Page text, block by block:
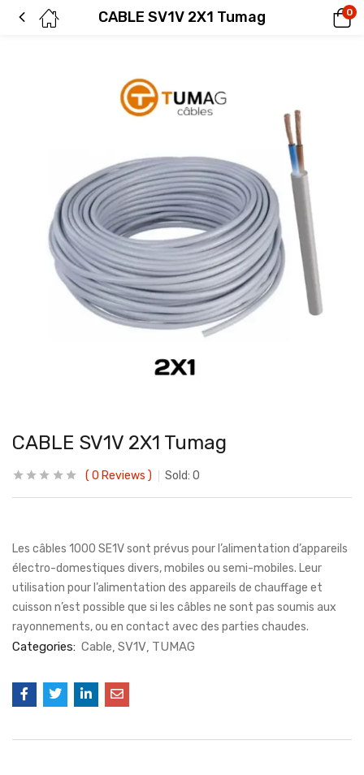
CABLE SV1V 2X1 Tumag 0
CABLE SV1V 2X1 Tumag
0 Reviews Sold: 0
Les câbles 1000 SE1V sont prévus pour l’alimentation d’appareils
électro-domestiques divers, mobiles ou semi-mobiles. Leur
utilisation pour l’alimentation des appareils de chauffage et
cuisson n’est possible que si les câbles ne sont pas soumis aux
rayonnements, ou en contact avec des parties chaudes.
Categories: Cable SV1V TUMAG